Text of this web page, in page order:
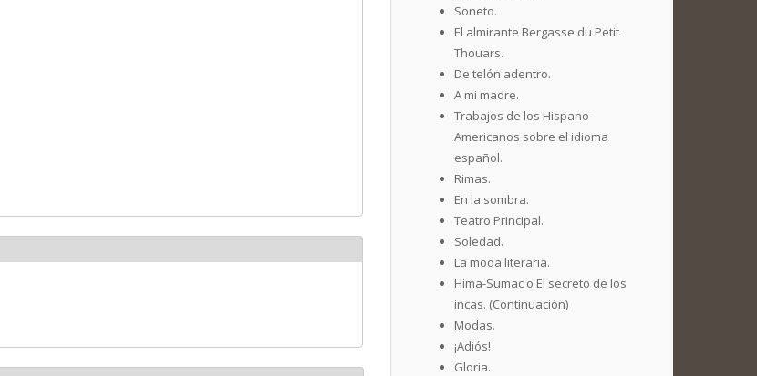
Soneto.
El almirante Bergasse du Petit
Thouars.
De telón adentro.
A mi madre.
Trabajos de los Hispano-
Americanos sobre el idioma
español.
Rimas.
En la sombra.
Teatro Principal.
Soledad.
La moda literaria.
Hima-Sumac o El secreto de los
incas. (Continuación)
Modas.
¡Adiós!
Gloria.